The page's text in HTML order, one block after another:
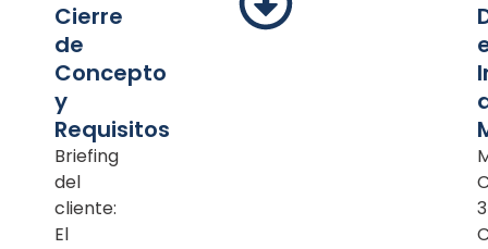
Cierre
de
Concepto
y
Requisitos
Briefing
del
cliente:
El